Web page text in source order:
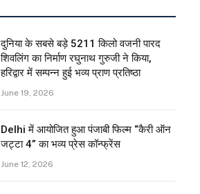
दुनिया के सबसे बड़े 5211 किलो वजनी पारद
शिवलिंग का निर्माण रघुनाथ गुरुजी ने किया,
हरिद्वार में सम्पन्न हुई भव्य प्राण प्रतिष्ठा
June 19, 2026
Delhi में आयोजित हुआ पंजाबी फिल्म “कैरी ऑन
जट्टा 4” का भव्य प्रेस कॉन्फ्रेंस
June 12, 2026